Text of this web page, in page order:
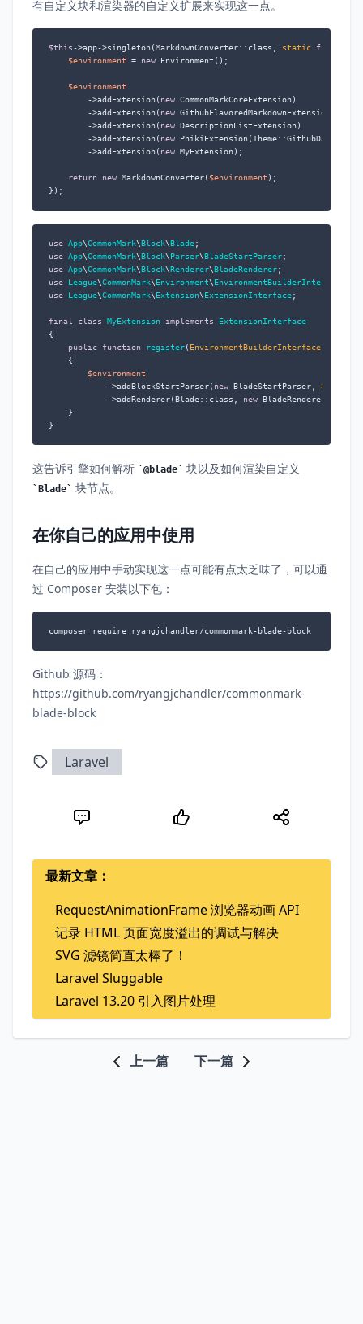
有自定义块和渲染器的自定义扩展来实现这一点。
$this->app->singleton(MarkdownConverter::class, static function
$environment = new Environment();
$environment
        ->addExtension(
new CommonMarkCoreExtension)
        ->addExtension(
new GithubFlavoredMarkdownExtension)
        ->addExtension(
new DescriptionListExtension)
        ->addExtension(
new PhikiExtension(Theme::GithubDark))
        ->addExtension(
new MyExtension);
return new MarkdownConverter( $environment );
});
use App\CommonMark\Block\Blade
use App\CommonMark\Block\ Parser\BladeStartParser
use App\CommonMark\Block\Renderer\BladeRenderer
use
League\CommonMark\ Environment\ EnvironmentBuilderInterface
use
League\CommonMark\ Extension\ ExtensionInterface;
final class MyExtension implements
ExtensionInterface
{
public
function register( EnvironmentBuilderInterface
{
$environment
            ->addBlockStartParser(
new BladeStartParser, 80
            ->addRenderer(Blade::class,
new BladeRenderer);
    }
}
这告诉引擎如何解析 @blade 块以及如何渲染自定义
Blade 块节点。
在你自己的应用中使用
在自己的应用中手动实现这一点可能有点太乏味了，可以通
过 Composer 安装以下包：
composer require ryangjchandler/commonmark-blade-block
Github 源码：
https://github.com/ryangjchandler/commonmark-
blade-block
Laravel
最新文章：
RequestAnimationFrame 浏览器动画 API
记录 HTML 页面宽度溢出的调试与解决
SVG 滤镜简直太棒了！
Laravel Sluggable
Laravel 13.20 引入图片处理
上一篇 下一篇